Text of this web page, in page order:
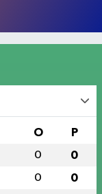
O P
0 0
0 0